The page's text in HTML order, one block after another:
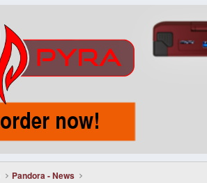
Pandora - News